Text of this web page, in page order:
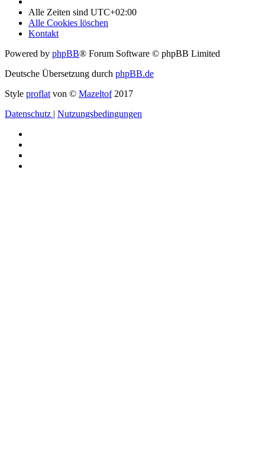
Alle Zeiten sind UTC+02:00
Alle Cookies löschen
Kontakt
Powered by phpBB® Forum Software © phpBB Limited
Deutsche Übersetzung durch phpBB.de
Style proflat von © Mazeltof2017
Datenschutz | Nutzungsbedingungen